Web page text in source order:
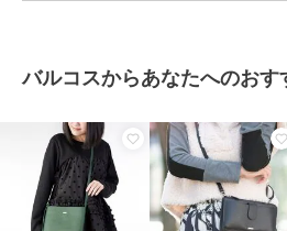
トープ、ブルー、キ
サイズ **
素材
牛革
商品のお取り扱い
バルコスからあなたへのおす